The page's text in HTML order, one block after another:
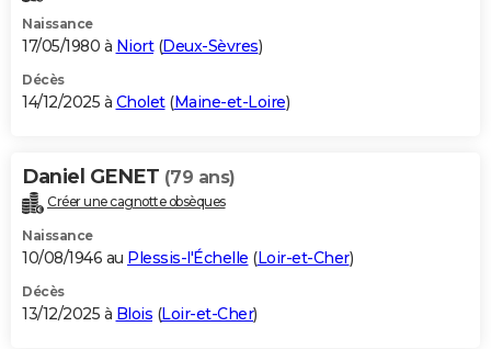
Naissance
17/05/1980 à Niort(Deux-Sèvres)
Décès
14/12/2025 à Cholet(Maine-et-Loire)
Daniel GENET (79 ans)
Créer une cagnotte obsèques
Naissance
10/08/1946 au Plessis-l'Échelle (Loir-et-Cher)
Décès
13/12/2025 à Blois (Loir-et-Cher)